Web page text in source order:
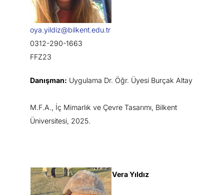
oya.yildiz@bilkent.edu.tr
0312-290-1663
FFZ23
Danışman: Uygulama Dr. Öğr. Üyesi Burçak Altay
M.F.A., İç Mimarlık ve Çevre Tasarımı, Bilkent
Üniversitesi, 2025.
Vera Yıldız